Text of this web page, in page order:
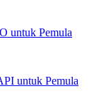
untuk Pemula
untuk Pemula